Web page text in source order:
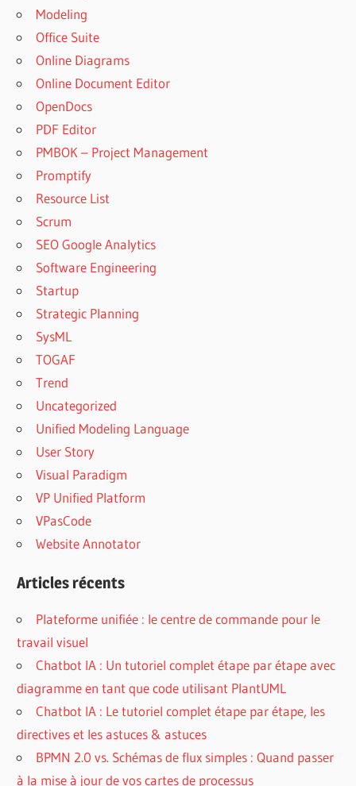
Modeling
Office Suite
Online Diagrams
Online Document Editor
OpenDocs
PDF Editor
PMBOK – Project Management
Promptify
Resource List
Scrum
SEO Google Analytics
Software Engineering
Startup
Strategic Planning
SysML
TOGAF
Trend
Uncategorized
Unified Modeling Language
User Story
Visual Paradigm
VP Unified Platform
VPasCode
Website Annotator
Articles récents
Plateforme unifiée : le centre de commande pour le
travail visuel
Chatbot IA : Un tutoriel complet étape par étape avec
diagramme en tant que code utilisant PlantUML
Chatbot IA : Le tutoriel complet étape par étape, les
directives et les astuces & astuces
BPMN 2.0 vs. Schémas de flux simples : Quand passer
à la mise à jour de vos cartes de processus